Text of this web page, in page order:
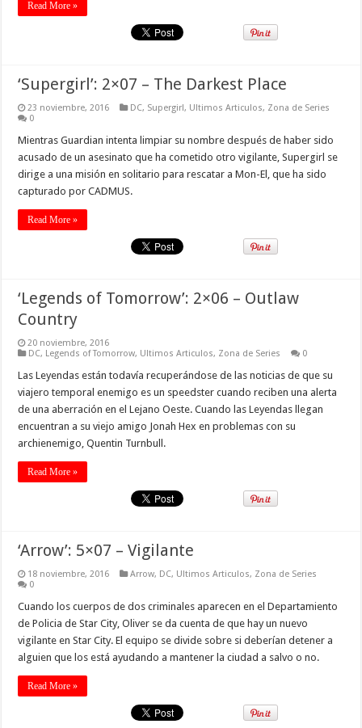
Read More »
‘Supergirl’: 2×07 – The Darkest Place
23 noviembre, 2016 DC, Supergirl, Ultimos Articulos, Zona de Series
0
Mientras Guardian intenta limpiar su nombre después de haber sido
acusado de un asesinato que ha cometido otro vigilante, Supergirl se
dirige a una misión en solitario para rescatar a Mon-El, que ha sido
capturado por CADMUS.
Read More »
‘Legends of Tomorrow’: 2×06 – Outlaw
Country
20 noviembre, 2016
DC, Legends of Tomorrow, Ultimos Articulos, Zona de Series 0
Las Leyendas están todavía recuperándose de las noticias de que su
viajero temporal enemigo es un speedster cuando reciben una alerta
de una aberración en el Lejano Oeste. Cuando las Leyendas llegan
encuentran a su viejo amigo Jonah Hex en problemas con su
archienemigo, Quentin Turnbull.
Read More »
‘Arrow’: 5×07 – Vigilante
18 noviembre, 2016 Arrow, DC, Ultimos Articulos, Zona de Series
0
Cuando los cuerpos de dos criminales aparecen en el Departamiento
de Policia de Star City, Oliver se da cuenta de que hay un nuevo
vigilante en Star City. El equipo se divide sobre si deberían detener a
alguien que los está ayudando a mantener la ciudad a salvo o no.
Read More »